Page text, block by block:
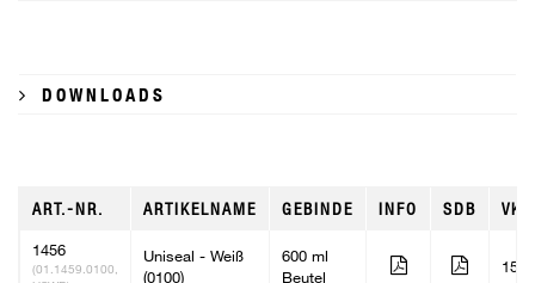
DOWNLOADS
ART.-NR. ARTIKELNAME GEBINDE INFO SDB VKE
1456
(01.1459.0100,
Uniseal - Weiß
(0100)
600 ml
Beutel
15